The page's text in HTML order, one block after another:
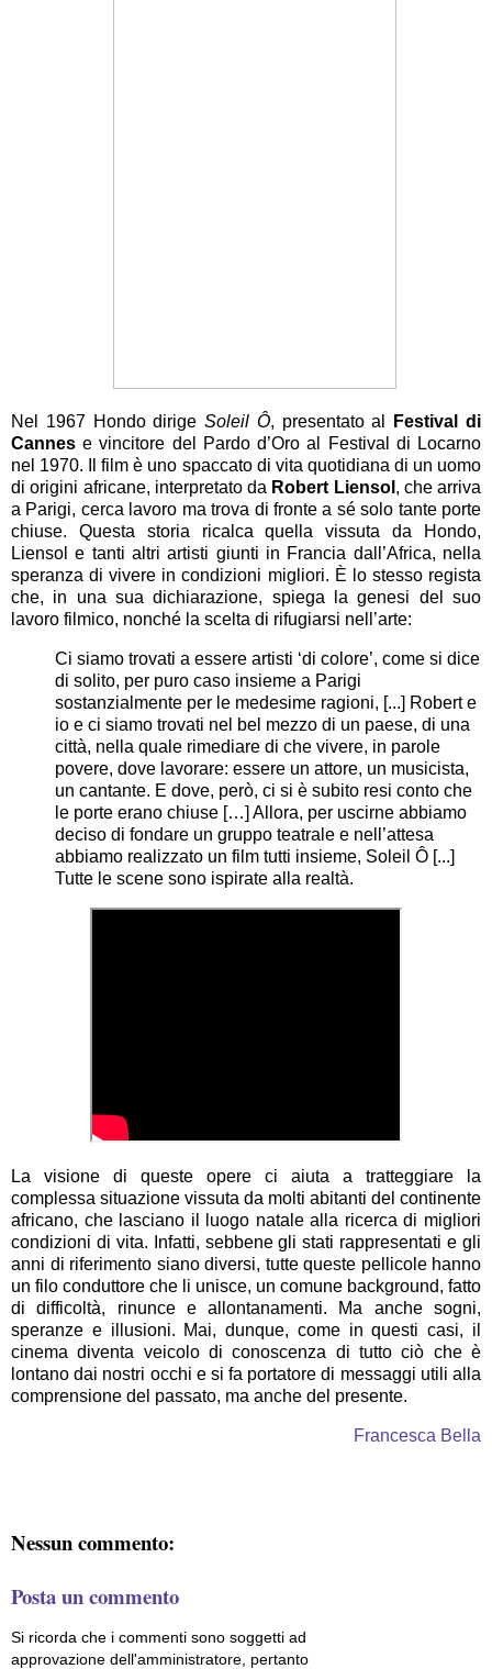
Nel 1967 Hondo dirigeSoleil Ô, presentato al
Festival di
Cannese vincitore del Pardo d’Oro al Festival di Locarno
nel 1970. Il film è uno spaccato di vita quotidiana di un uomo
di origini africane, interpretato da Robert Liensol , che arriva
a Parigi, cerca lavoro ma trova di fronte a sé solo tante porte
chiuse. Questa storia ricalca quella vissuta da Hondo,
Liensol e tanti altri artisti giunti in Francia dall’Africa, nella
speranza di vivere in condizioni migliori. È lo stesso regista
che, in una sua dichiarazione, spiega la genesi del suo
lavoro filmico, nonché la scelta di rifugiarsi nell’arte:
Ci siamo trovati a essere artisti ‘di colore’, come si dice
di solito, per puro caso insieme a Parigi
sostanzialmente per le medesime ragioni, [...] Robert e
io e ci siamo trovati nel bel mezzo di un paese, di una
città, nella quale rimediare di che vivere, in parole
povere, dove lavorare: essere un attore, un musicista,
un cantante. E dove, però, ci si è subito resi conto che
le porte erano chiuse […] Allora, per uscirne abbiamo
deciso di fondare un gruppo teatrale e nell’attesa
abbiamo realizzato un film tutti insieme, Soleil Ô [...]
Tutte le scene sono ispirate alla realtà.
La visione di queste opere ci aiuta a tratteggiare la
complessa situazione vissuta da molti abitanti del continente
africano, che lasciano il luogo natale alla ricerca di migliori
condizioni di vita. Infatti, sebbene gli stati rappresentati e gli
anni di riferimento siano diversi, tutte queste pellicole hanno
un filo conduttore che li unisce, un comune background, fatto
di difficoltà, rinunce e allontanamenti. Ma anche sogni,
speranze e illusioni. Mai, dunque, come in questi casi, il
cinema diventa veicolo di conoscenza di tutto ciò che è
lontano dai nostri occhi e si fa portatore di messaggi utili alla
comprensione del passato, ma anche del presente.
Francesca Bella
Nessun commento:
Posta un commento
Si ricorda che i commenti sono soggetti ad
approvazione dell'amministratore, pertanto